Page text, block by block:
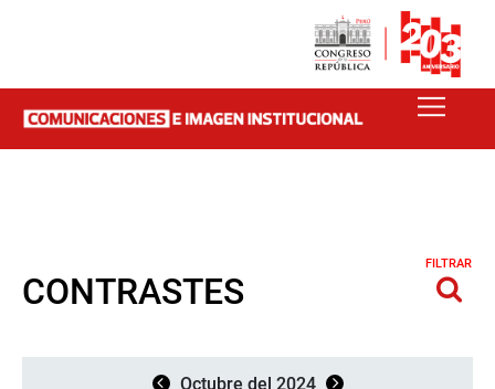
CONTRASTES
FILTRAR
Octubre del 2024